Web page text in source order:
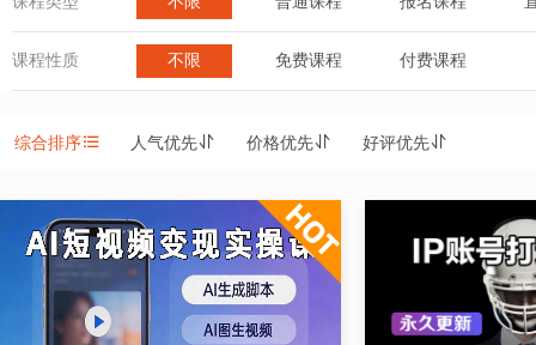
课程性质 不限 免费课程 付费课程
综合排序 人气优先 价格优先 好评优先